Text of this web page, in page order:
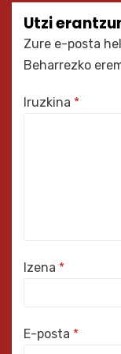
Utzi
Zure e-posta
Beharrezko
Iruzkina *
Izena *
E-posta *